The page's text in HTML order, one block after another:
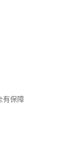
有保障